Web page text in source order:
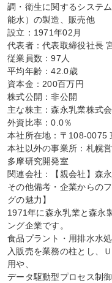
調・衛生に関するシステ
能水）の製造、販売他
設立：1971年02月
代表者：代表取締役社長
従業員数：97人
平均年齢：42.0歳
資本金：200百万円
株式公開：非公開
主な株主：森永乳業株式
外資比率：0.0％
本社所在地：〒108-0075
本社以外の事業所：札幌
多摩研究開発室
関連会社：【親会社】森
その他備考・企業からの
グの魅力】
1971年に森永乳業と森永
ング企業です。
食品プラント・用排水水
入販売を業務の柱とし、
用や、
データ駆動型プロセス制